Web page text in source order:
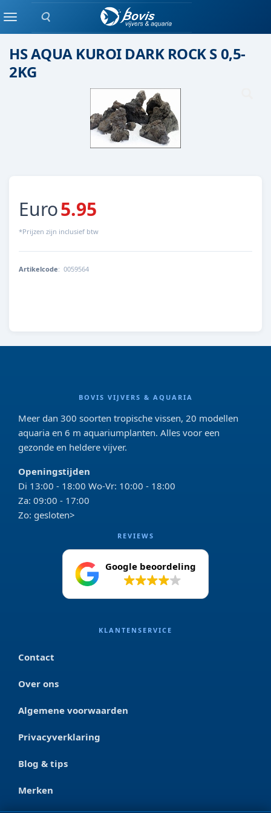
Zoeken
MenuSteen
HS AQUA KUROI DARK ROCK S 0,5-
2KG
Euro5.95
*Prijzen zijn inclusief btw
Artikelcode: 0059564
BOVIS VIJVERS & AQUARIA
Meer dan 300 soorten tropische vissen, 20 modellen
aquaria en 6 m aquariumplanten. Alles voor een
gezonde en heldere vijver.
Openingstijden
Di 13:00 - 18:00 Wo-Vr: 10:00 - 18:00
Za: 09:00 - 17:00
Zo: gesloten>
REVIEWS
Google beoordeling
KLANTENSERVICE
Contact
Over ons
Algemene voorwaarden
Privacyverklaring
Blog & tips
Merken